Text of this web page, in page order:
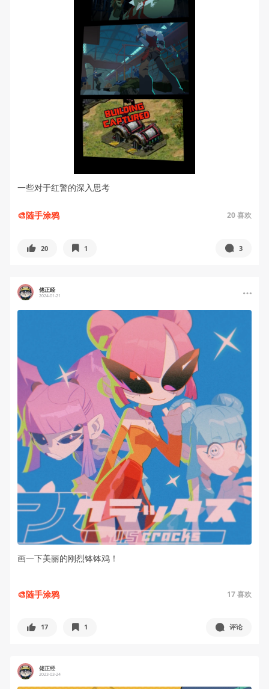
一些对于红警的深入思考
🎨随手涂鸦 20喜欢
20 1 3
佬正经
2024-01-21
画一下美丽的刚烈钵钵鸡！
🎨随手涂鸦 17喜欢
17 1 评论
佬正经
2023-03-24